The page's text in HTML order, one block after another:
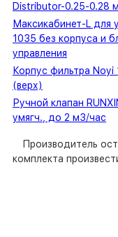
Distributor-0.25-0.28
Максикабинет-L для
1035 без корпуса и
управления
Корпус фильтра
(верх)
Ручной клапан
умягч., до 2 м3/час
Производитель
комплекта